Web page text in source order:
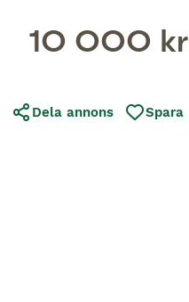
10 000 kr
Dela annons Spara